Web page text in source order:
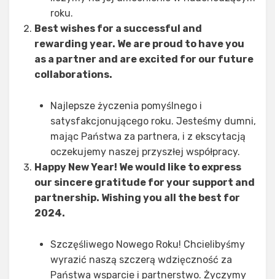
roku.
Best wishes for a successful and
rewarding year. We are proud to have you
as a partner and are excited for our future
collaborations.
Najlepsze życzenia pomyślnego i
satysfakcjonującego roku. Jesteśmy dumni,
mając Państwa za partnera, i z ekscytacją
oczekujemy naszej przyszłej współpracy.
Happy New Year! We would like to express
our sincere gratitude for your support and
partnership. Wishing you all the best for
2024.
Szczęśliwego Nowego Roku! Chcielibyśmy
wyrazić naszą szczerą wdzięczność za
Państwa wsparcie i partnerstwo. Życzymy